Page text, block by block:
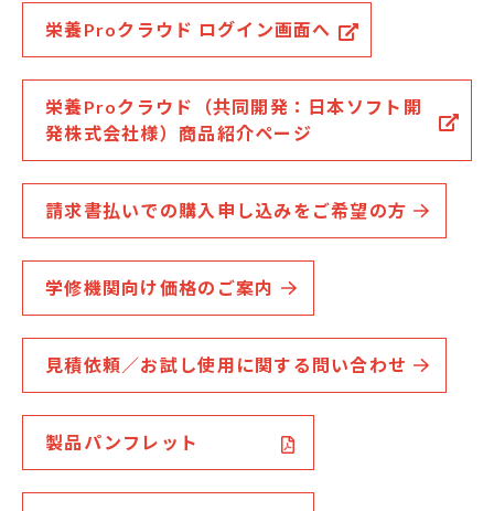
栄養Proクラウド ログイン画面へ
栄養Proクラウド（共同開発：日本ソフト開
発株式会社様）商品紹介ページ
請求書払いでの購入申し込みをご希望の方
学修機関向け価格のご案内
見積依頼／お試し使用に関する問い合わせ
製品パンフレット